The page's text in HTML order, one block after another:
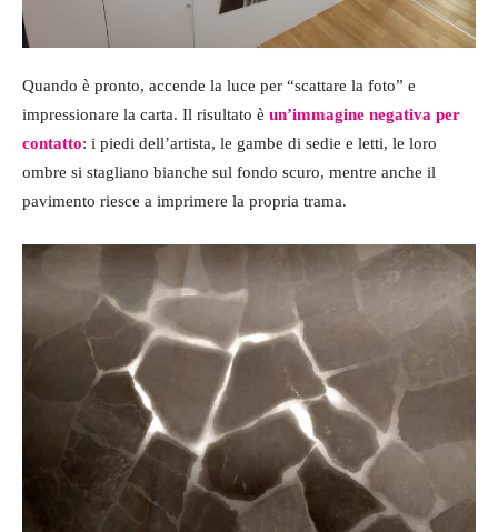
Quando è pronto, accende la luce per “scattare la foto” e
impressionare la carta. Il risultato è un’immagine negativa per
contatto: i piedi dell’artista, le gambe di sedie e letti, le loro
ombre si stagliano bianche sul fondo scuro, mentre anche il
pavimento riesce a imprimere la propria trama.